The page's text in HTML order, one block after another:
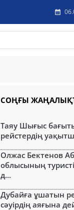
СОҢҒЫ
Таяу Шығыс
рейстердің
Олжас Бектенов
облысының
д...
Дубайға ұшатын
сәуірдің аяғына